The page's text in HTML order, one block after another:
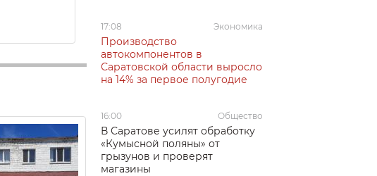
17:08 Экономика
Производство
автокомпонентов в
Саратовской области выросло
на 14% за первое полугодие
16:00 Общество
В Саратове усилят обработку
«Кумысной поляны» от
грызунов и проверят
магазины